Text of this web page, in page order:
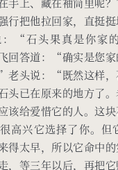
行把他拉回家，直挺挺
“石头果真是你家
回答道：“确实是您家
老头说：“既然这样，
头已在原来的地方了
该给爱惜它的人。这
高兴它选择了你。但
得太早，所以它命中的
，等三年以后，再把